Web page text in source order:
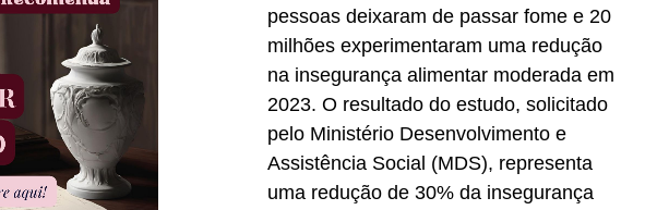
pessoas deixaram de passar fome e 20
milhões experimentaram uma redução
na insegurança alimentar moderada em
2023. O resultado do estudo, solicitado
pelo Ministério Desenvolvimento e
Assistência Social (MDS), representa
uma redução de 30% da insegurança